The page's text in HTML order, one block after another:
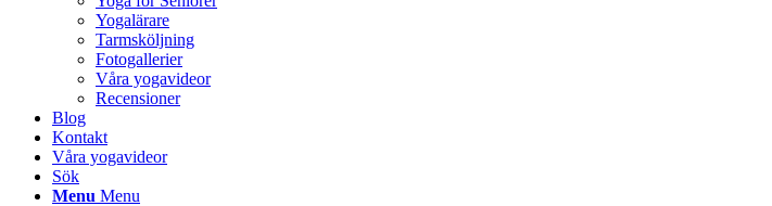
Yogalärare
Tarmsköljning
Fotogallerier
Våra yogavideor
Recensioner
Blog
Kontakt
Våra yogavideor
Sök
Menu Menu